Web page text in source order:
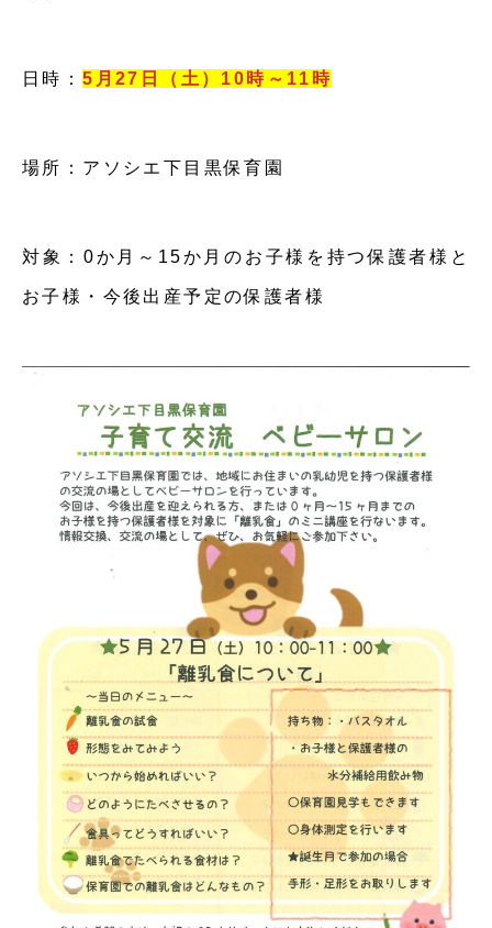
日時：5月27日（土）10時～11時
場所：アソシエ下目黒保育園
対象：0か月～15か月のお子様を持つ保護者様と
お子様・今後出産予定の保護者様